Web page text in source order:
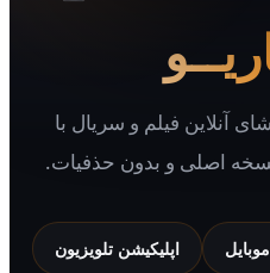
و سریال با
و بدون حذفیات.
اپلیکیشن تلویزیون